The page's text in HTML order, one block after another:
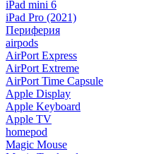
iPad mini 6
iPad Pro (2021)
Периферия
airpods
AirPort Express
AirPort Extreme
AirPort Time Capsule
Apple Display
Apple Keyboard
Apple TV
homepod
Magic Mouse